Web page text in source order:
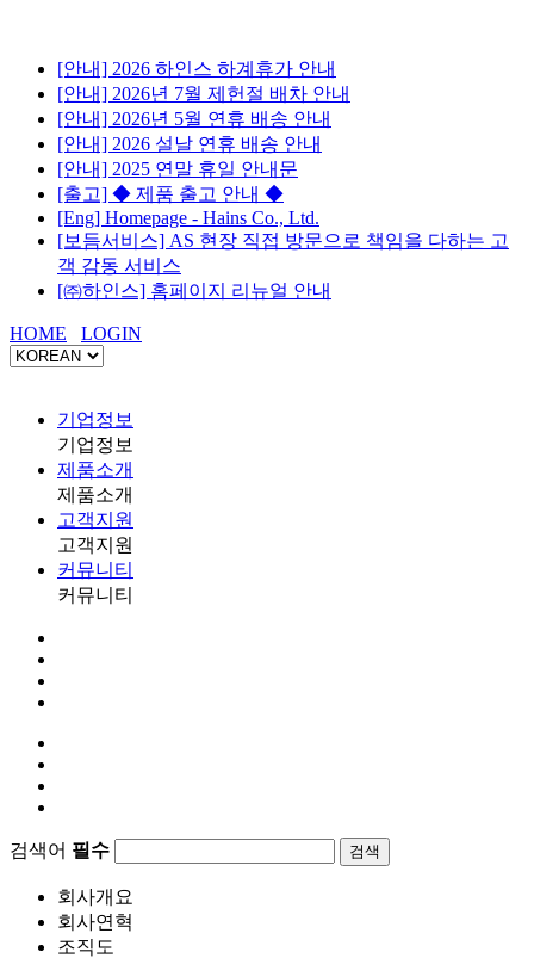
[안내] 2026 하인스 하계휴가 안내
[안내] 2026년 7월 제헌절 배차 안내
[안내] 2026년 5월 연휴 배송 안내
[안내] 2026 설날 연휴 배송 안내
[안내] 2025 연말 휴일 안내문
[출고] ◆ 제품 출고 안내 ◆
[Eng] Homepage - Hains Co., Ltd.
[보듬서비스] AS 현장 직접 방문으로 책임을 다하는 고
객 감동 서비스
[㈜하인스] 홈페이지 리뉴얼 안내
HOME LOGIN
기업정보
기업정보
제품소개
제품소개
고객지원
고객지원
커뮤니티
커뮤니티
검색어 필수 검색
회사개요
회사연혁
조직도